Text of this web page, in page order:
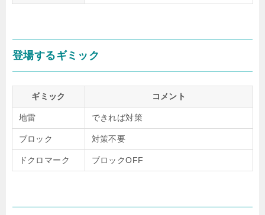
登場するギミック
ギミック コメント
地雷 できれば対策
ブロック 対策不要
ドクロマーク ブロックOFF